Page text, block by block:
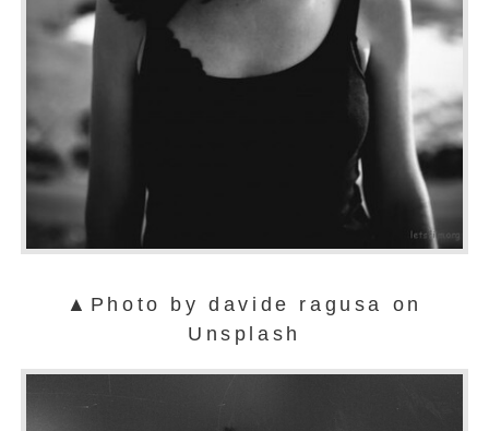
▲Photo by davide ragusa on
Unsplash